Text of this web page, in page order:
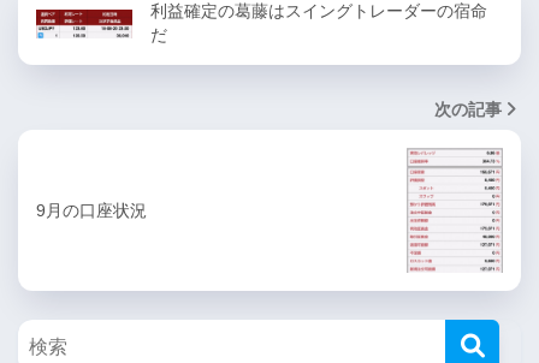
利益確定の葛藤はスイングトレーダーの宿命
だ
次の記事
9月の口座状況